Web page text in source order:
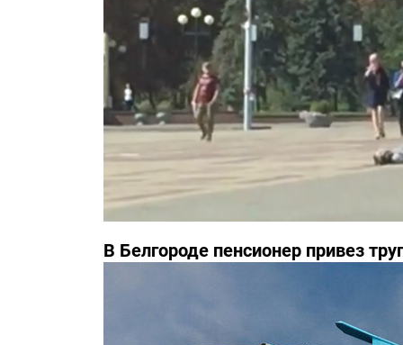
В Белгороде пенсионер привез